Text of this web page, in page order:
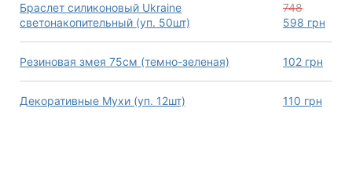
Браслет силиконовый Ukraine
светонакопительный (уп. 50шт)
748
598 грн
Резиновая змея 75см (темно-зеленая) 102 грн
Декоративные Мухи (уп. 12шт) 110 грн